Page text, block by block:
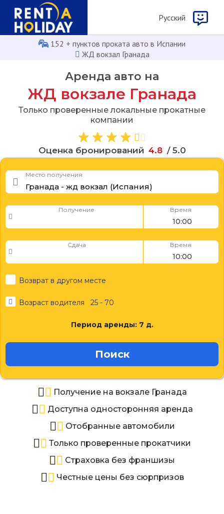
Русcкий
152 + пунктов проката авто в Испании
ЖД вокзал Гранада
Аренда авто на
ЖД вокзале Гранада
Только проверенные локальные прокатные
компании
Оценка бронирований 4.8 / 5.0
Место получения
Получение Время
Сдача Время
Возврат в другом месте
Возраст водителя 25 - 70
Период аренды: 7 д.
Поиск
Получение на вокзале Гранада
Доступна односторонняя аренда
Отобранные автомобили
Только проверенные прокатчики
Страховка без франшизы
Честные цены без сюрпризов